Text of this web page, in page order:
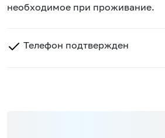
необходимое при проживание.
Телефон подтвержден